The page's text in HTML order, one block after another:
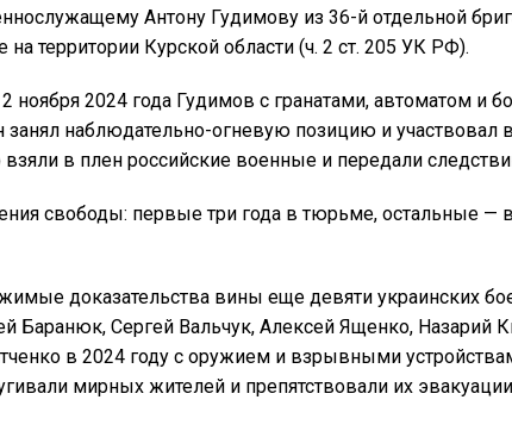
Антону Гудимову из 36-й отдельной
территории Курской области (ч. 2 ст. 205 УК РФ).
ноября 2024 года Гудимов с гранатами, автоматом и
занял наблюдательно-огневую позицию и участвовал
взяли в плен российские военные и передали
свободы: первые три года в тюрьме, остальные —
доказательства вины еще девяти украинских
Баранюк, Сергей Вальчук, Алексей Ященко, Назарий
в 2024 году с оружием и взрывными
мирных жителей и препятствовали их